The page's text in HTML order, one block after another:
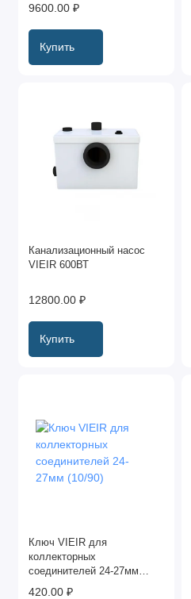
9600.00 ₽
Купить
Канализационный насос
VIEIR 600ВТ
12800.00 ₽
Купить
Ключ VIEIR для
коллекторных
соединителей 24-27мм
(10/90)
420.00 ₽